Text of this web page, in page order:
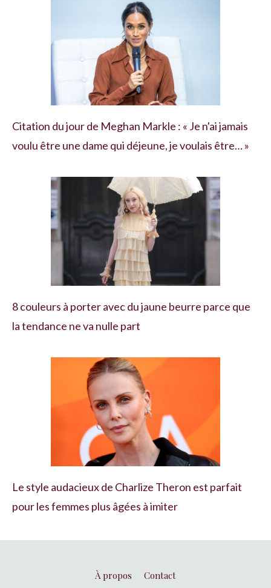
Citation du jour de Meghan Markle : « Je n'ai jamais
voulu être une dame qui déjeune, je voulais être… »
8 couleurs à porter avec du jaune beurre parce que
la tendance ne va nulle part
Le style audacieux de Charlize Theron est parfait
pour les femmes plus âgées à imiter
À propos Contact